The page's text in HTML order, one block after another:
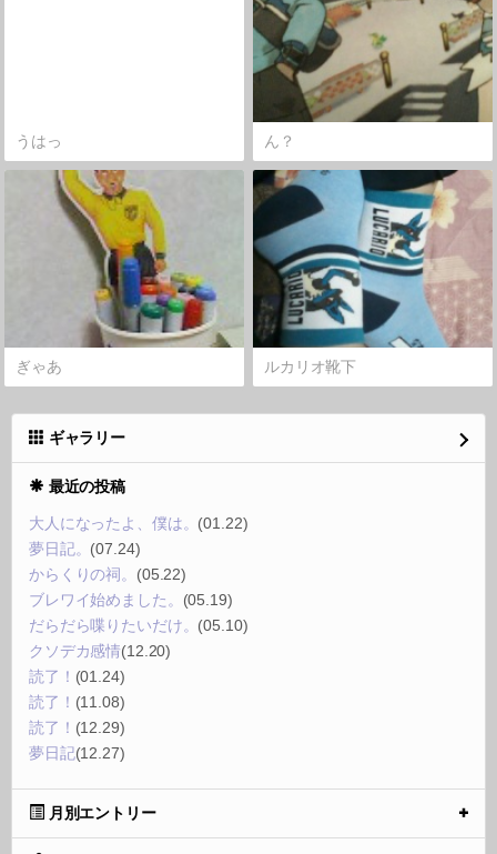
うはっ ん？
ぎゃあ ルカリオ靴下
ギャラリー
最近の投稿
大人になったよ、僕は。 (01.22)
夢日記。 (07.24)
からくりの祠。 (05.22)
ブレワイ始めました。 (05.19)
だらだら喋りたいだけ。 (05.10)
クソデカ感情(12.20)
読了！ (01.24)
読了！ (11.08)
読了！ (12.29)
夢日記(12.27)
月別エントリー